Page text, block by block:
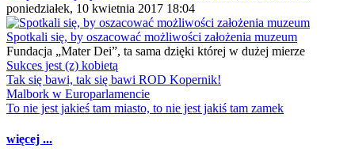
poniedziałek, 10 kwietnia 2017 18:04
Spotkali się, by oszacować możliwości założenia muzeum
Fundacja „Mater Dei”, ta sama dzięki której w dużej mierze
Sukces jest (z) kobietą
Tak się bawi, tak się bawi ROD Kopernik!
Malbork w Europarlamencie
To nie jest jakieś tam miasto, to nie jest jakiś tam zamek
więcej ...